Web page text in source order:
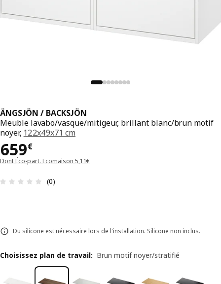
ÄNGSJÖN / BACKSJÖN
Meuble lavabo/vasque/mitigeur, brillant blanc/brun motif
noyer, 122x49x71 cm
659€
Prix 659€
Dont Éco-part. Ecomaison 5,11€
Avis: 0 sur 5 étoiles Nombre total d'avis: 0
(0)
Du silicone est nécessaire lors de l'installation. Silicone non inclus.
Choisissez plan de travail: Brun motif noyer/stratifié